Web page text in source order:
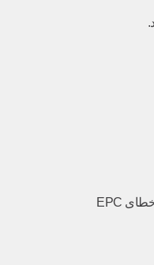
نوسان ولتاژ برق خودرو تأثیر مستقیمی بر عملکرد سنسورها و قطعات الکترونیکی دارد. ضعیف بودن باتری یا خرابی دینام می‌تواند ولتاژ موردنیاز ECU و سایر اجزا را تأمین نکند و منجر به ثبت خطای EPC